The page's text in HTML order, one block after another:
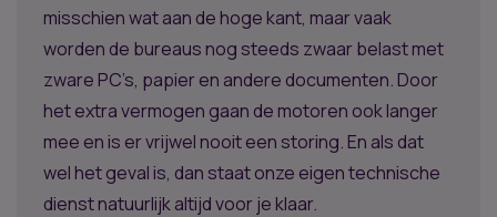
misschien wat aan de hoge kant, maar vaak
worden de bureaus nog steeds zwaar belast met
zware PC’s, papier en andere documenten. Door
het extra vermogen gaan de motoren ook langer
mee en is er vrijwel nooit een storing. En als dat
wel het geval is, dan staat onze eigen technische
dienst natuurlijk altijd voor je klaar.